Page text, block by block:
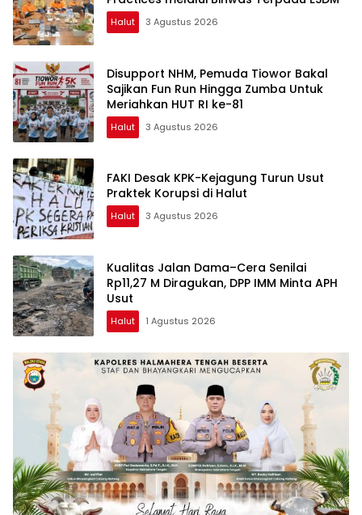
Halut 3 Agustus 2026
Disupport NHM, Pemuda Tiowor Bakal
Sajikan Fun Run Hingga Zumba Untuk
Meriahkan HUT RI ke-81
Halut 3 Agustus 2026
FAKI Desak KPK-Kejagung Turun Usut
Praktek Korupsi di Halut
Halut 3 Agustus 2026
Kualitas Jalan Dama–Cera Senilai
Rp11,27 M Diragukan, DPP IMM Minta APH
Usut
Halut 1 Agustus 2026